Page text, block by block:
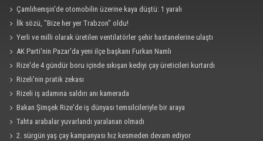
Çamlıhemşin'de otomobilin üzerine kaya düştü: 1 yaralı
İlk sözü, "Bize her yer Trabzon" oldu!
Yerli ve milli olarak üretilen ventilatörler şehir hastanelerine ulaştı
AK Parti'nin Pazar'da yeni ilçe başkanı Furkan Namlı
Rize'de 4 gündür boru içinde sıkışan kediyi çay üreticileri kurtardı
Rizeli'nin pratik zekası
Rizeli iş adamına saldırı anı kamerada
Bakan Şimşek Rize'de iş dünyası temsilcileriyle bir araya
Tahta arabalar yuvarlandı yaralanan olmadı
2. sürgün yaş çay kampanyası hız kesmeden devam ediyor